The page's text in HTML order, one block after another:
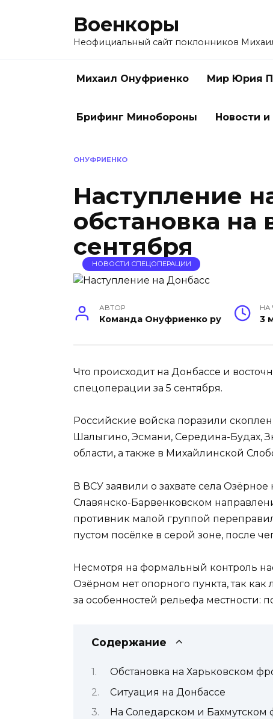
Военкоры
Неофициальный сайт поклонников
Михаил Онуфриенко Мир Юрия
Брифинг Минобороны Новости и
ОНУФРИЕНКО
Наступление
обстановка на
сентября
НОВОСТИ СПЕЦОПЕРАЦИИ
АВТОР
Команда Онуфриенко ру
НА
3
Что происходит на Донбассе и
спецоперации за 5 сентября.
Российские войска поразили
Шалыгино, Эсмани, Середина-Будах,
области, а также в Михайлинской
В ВСУ заявили о захвате села
Славянско-Барвенковском
противник малой группой
пустом посёлке в серой зоне, после
Несмотря на формальный контроль
Озёрном нет опорного пункта, так
за особенностей рельефа местности:
Содержание
Обстановка на Харьковском
Ситуация на Донбассе
На Соледарском и Бахмутском